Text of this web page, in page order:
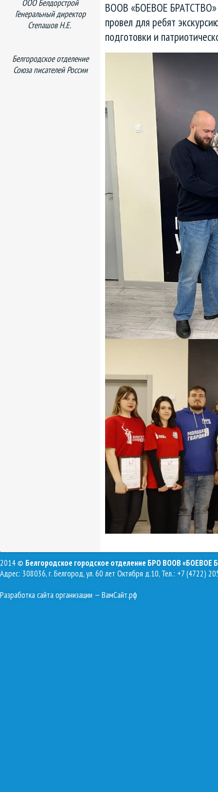
ВООВ «БОЕВОЕ БРАТСТВО»
провел для ребят
подготовки и
ООО Белдорстрой
Генеральный директор
Степашов Н.Е.
Белгородское отделение
Союза писателей России
2014 © Белгородское городское отделение БРО ВООВ «БОЕВОЕ
Адрес: 308036, г. Белгород, ул. 60 лет Октября д.10, Тел.: +7 (4722)
Разработка сайта организации — ВамСайт.рф